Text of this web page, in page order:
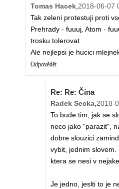
Tomas Hacek,2018-06-07
Tak zeleni protestuji proti
Prehrady - fuuuj, Atom -
trosku tolerovat
Ale nejlepsi je hucici
Odpovědět
Re: Re: Čína
Radek Secka,2018-
To bude tim, jak se
neco jako "parazit",
dobre slouzici
vybit, jednim
ktera se nesi v
Je jedno, jeslti to je